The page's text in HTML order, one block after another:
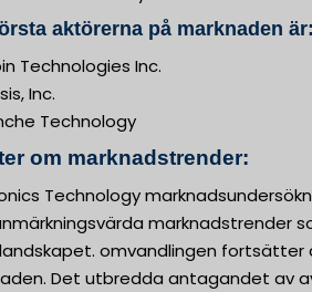
aktörerna på marknaden är:
Technologies Inc.
Inc.
Technology
om marknadstrender:
Technology
marknadstrender
omvandlingen fortsätter
Det utbredda antagandet av